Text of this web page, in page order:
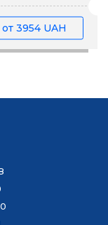
от 3954 UAH